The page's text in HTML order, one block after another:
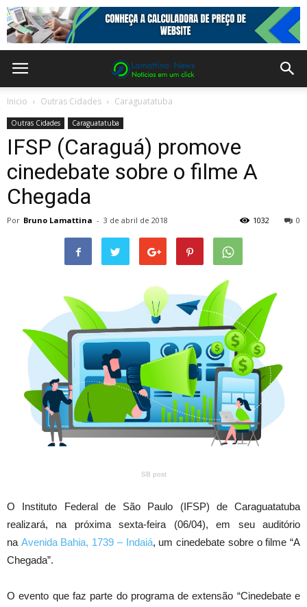
Inicio Outras Cidades Caraguatatuba
Outras Cidades Caraguatatuba
IFSP (Caraguá) promove
cinedebate sobre o filme A
Chegada
Por Bruno Lamattina - 3 de abril de 2018 0
1032
SB post
O Instituto Federal de São Paulo (IFSP) de Caraguatatuba
realizará, na próxima sexta-feira (06/04), em seu auditório
na Avenida Bahia, 1739 – Indaiá, um cinedebate sobre o filme “A
Chegada”.
O evento que faz parte do programa de extensão “Cinedebate e